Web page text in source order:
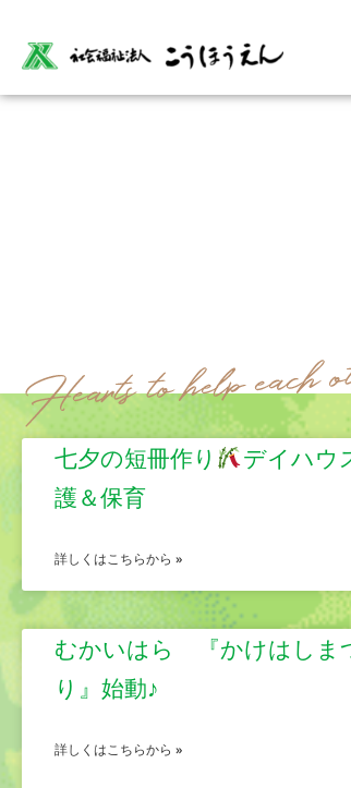
七夕の短冊作り
デイハウ
護＆保育
詳しくはこちらから »
むかいはら 『かけはしま
り』始動♪
詳しくはこちらから »